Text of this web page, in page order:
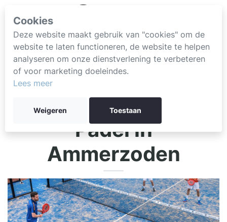
Cookies
Deze website maakt gebruik van "cookies" om de
website te laten functioneren, de website te helpen
analyseren om onze dienstverlening te verbeteren
of voor marketing doeleindes.
Lees meer
Weigeren Toestaan
Padel in
Ammerzoden